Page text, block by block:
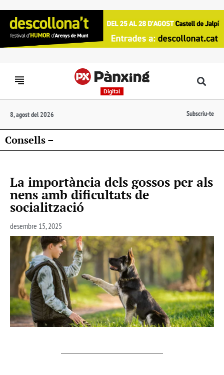
Digital
8, agost del 2026 Subscriu-te
Consells –
La importància dels gossos per als
nens amb dificultats de
socialització
desembre 15, 2025